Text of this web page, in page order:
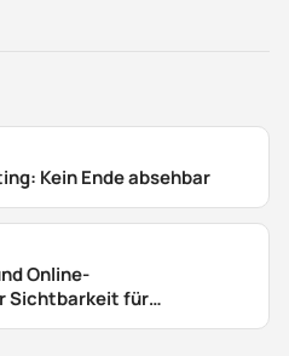
Kein Ende absehbar
Online-
Sichtbarkeit für